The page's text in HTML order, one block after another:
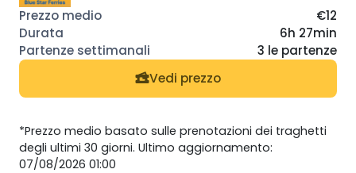
€12
6h 27min
3 le partenze
Vedi prezzo
*Prezzo medio basato sulle prenotazioni dei traghetti
degli ultimi 30 giorni. Ultimo aggiornamento:
07/08/2026 01:00